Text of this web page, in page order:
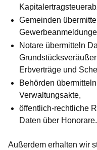
Gemeinden
Notare übermitteln
Erbverträge und
Behörden
Verwaltungsakte,
öffentlich-rechtliche
Daten über Honorare.
Außerdem erhalten wir